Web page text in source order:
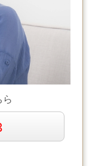
ら